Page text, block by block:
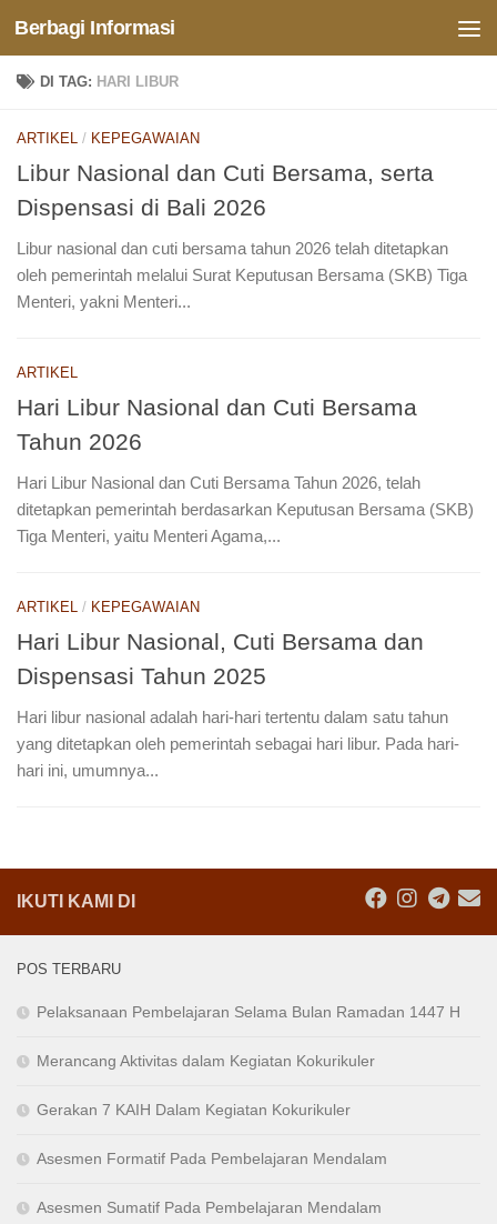
Skip to content
Berbagi Informasi
DI TAG: HARI LIBUR
ARTIKEL / KEPEGAWAIAN
Libur Nasional dan Cuti Bersama, serta
Dispensasi di Bali 2026
Libur nasional dan cuti bersama tahun 2026 telah ditetapkan
oleh pemerintah melalui Surat Keputusan Bersama (SKB) Tiga
Menteri, yakni Menteri...
ARTIKEL
Hari Libur Nasional dan Cuti Bersama
Tahun 2026
Hari Libur Nasional dan Cuti Bersama Tahun 2026, telah
ditetapkan pemerintah berdasarkan Keputusan Bersama (SKB)
Tiga Menteri, yaitu Menteri Agama,...
ARTIKEL / KEPEGAWAIAN
Hari Libur Nasional, Cuti Bersama dan
Dispensasi Tahun 2025
Hari libur nasional adalah hari-hari tertentu dalam satu tahun
yang ditetapkan oleh pemerintah sebagai hari libur. Pada hari-
hari ini, umumnya...
IKUTI KAMI DI
POS TERBARU
Pelaksanaan Pembelajaran Selama Bulan Ramadan 1447 H
Merancang Aktivitas dalam Kegiatan Kokurikuler
Gerakan 7 KAIH Dalam Kegiatan Kokurikuler
Asesmen Formatif Pada Pembelajaran Mendalam
Asesmen Sumatif Pada Pembelajaran Mendalam